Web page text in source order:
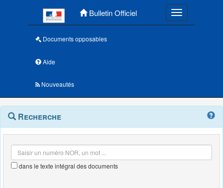
Bulletin Officiel Toggle
Documents opposables
Aide
Nouveautés
Navigation
outils
Menu
contextuel
Recherche
dans le texte intégral des documents